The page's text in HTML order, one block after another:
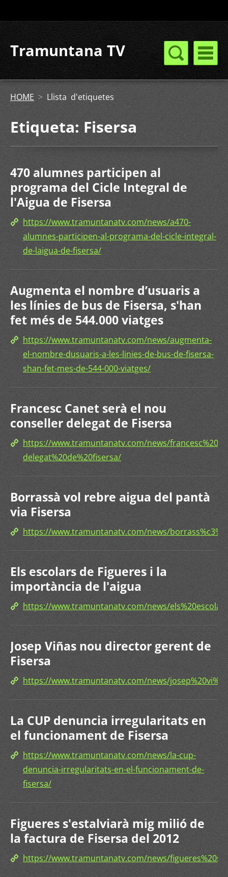
Tramuntana TV
HOME > Llista d'etiquetes
Etiqueta: Fisersa
470 alumnes participen al
programa del Cicle Integral de
l'Aigua de Fisersa
https://www.tramuntanatv.com/news/a470-
alumnes-participen-al-programa-del-cicle-integral-
de-laigua-de-fisersa/
Augmenta el nombre d’usuaris a
les línies de bus de Fisersa, s'han
fet més de 544.000 viatges
https://www.tramuntanatv.com/news/augmenta-
el-nombre-dusuaris-a-les-linies-de-bus-de-fisersa-
shan-fet-mes-de-544-000-viatges/
Francesc Canet serà el nou
conseller delegat de Fisersa
https://www.tramuntanatv.com/news/
delegat%20de%20fisersa/
Borrassà vol rebre aigua del pantà
via Fisersa
https://www.tramuntanatv.com/news/
Els escolars de Figueres i la
importància de l'aigua
https://www.tramuntanatv.com/news/
Josep Viñas nou director gerent de
Fisersa
https://www.tramuntanatv.com/news/
La CUP denuncia irregularitats en
el funcionament de Fisersa
https://www.tramuntanatv.com/news/la-cup-
denuncia-irregularitats-en-el-funcionament-de-
fisersa/
Figueres s'estalviarà mig milió de
la factura de Fisersa del 2012
https://www.tramuntanatv.com/news/